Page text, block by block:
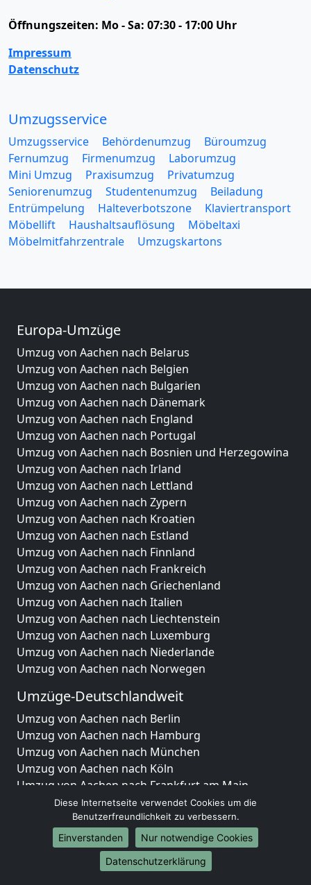
Öffnungszeiten: Mo - Sa: 07:30 - 17:00 Uhr
Impressum
Datenschutz
Umzugsservice
Umzugsservice Behördenumzug
Büroumzug
Fernumzug
Firmenumzug
Laborumzug
Mini Umzug
Praxisumzug
Privatumzug
Seniorenumzug
Studentenumzug
Beiladung
Entrümpelung
Halteverbotszone
Klaviertransport
Möbellift
Haushaltsauflösung
Möbeltaxi
Möbelmitfahrzentrale
Umzugskartons
Europa-Umzüge
Umzug von Aachen nach Belarus
Umzug von Aachen nach Belgien
Umzug von Aachen nach Bulgarien
Umzug von Aachen nach Dänemark
Umzug von Aachen nach England
Umzug von Aachen nach Portugal
Umzug von Aachen nach Bosnien und Herzegowina
Umzug von Aachen nach Irland
Umzug von Aachen nach Lettland
Umzug von Aachen nach Zypern
Umzug von Aachen nach Kroatien
Umzug von Aachen nach Estland
Umzug von Aachen nach Finnland
Umzug von Aachen nach Frankreich
Umzug von Aachen nach Griechenland
Umzug von Aachen nach Italien
Umzug von Aachen nach Liechtenstein
Umzug von Aachen nach Luxemburg
Umzug von Aachen nach Niederlande
Umzug von Aachen nach Norwegen
Umzüge-Deutschlandweit
Umzug von Aachen nach Berlin
Umzug von Aachen nach Hamburg
Umzug von Aachen nach München
Umzug von Aachen nach Köln
Umzug von Aachen nach Frankfurt am Main
Umzug von Aachen nach Stuttgart
Umzug von Aachen nach Düsseldorf
Umzug von Aachen nach Leipzig
Umzug von Aachen nach Dortmund
Umzug von Aachen nach Essen
Diese Internetseite verwendet Cookies um die
Benutzerfreundlichkeit zu verbessern.
Einverstanden
Nur notwendige Cookies
Datenschutzerklärung